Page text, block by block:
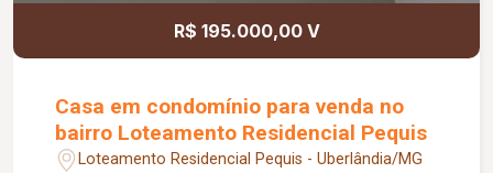
R$ 195.000,00 V
Casa em condomínio para venda no
bairro Loteamento Residencial Pequis
Loteamento Residencial Pequis - Uberlândia/MG